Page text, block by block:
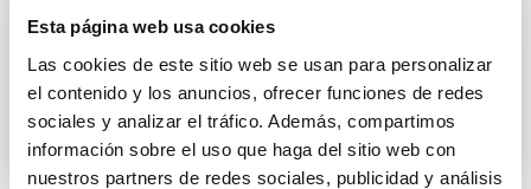
Esta página web usa cookies
Las cookies de este sitio web se usan para personalizar
el contenido y los anuncios, ofrecer funciones de redes
sociales y analizar el tráfico. Además, compartimos
información sobre el uso que haga del sitio web con
nuestros partners de redes sociales, publicidad y análisis
Empanadillas de sardinillas al
horno
29 SEPTIEMBRE 2020